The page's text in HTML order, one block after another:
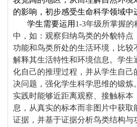
的影响，初步感受生命科学领域中
学生需要运用 1-3年级所掌握的
中，如：观察归纳鸟类的外貌特点
功能和鸟类所处的生活环境，比较
解释其生活特性和环境信息。学生
化自己的推理过程，并从学生自己
决问题，强化学生科学思维的锻炼
实践时能够近距离观察、接触标本
息，从真实的标本而非图片中获取
证据，并基于证据分析鸟类结构与